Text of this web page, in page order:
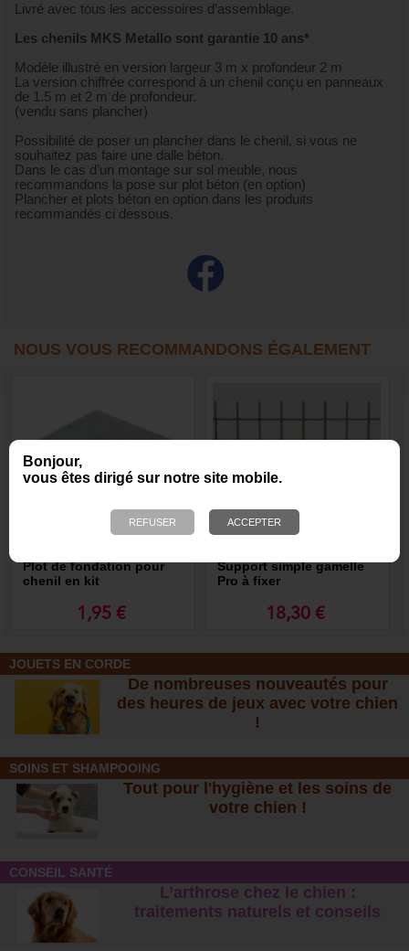
Bonjour,
vous êtes dirigé sur notre site mobile.
Livré avec tous les accessoires d’assemblage.
Les chenils MKS Metallo sont garantie 10 ans*
Modèle illustré en version largeur 3 m x profondeur 2 m
La version chiffrée correspond à un chenil conçu en panneaux
de 1.5 m et 2 m de profondeur.
(vendu sans plancher)
Possibilité de poser un plancher dans le chenil, si vous ne
souhaitez pas faire une dalle béton.
Dans le cas d’un montage sur sol meuble, nous
recommandons la pose sur plot béton (en option)
Plancher et plots béton en option dans les produits
recommandés ci dessous.
NOUS VOUS RECOMMANDONS ÉGALEMENT
Plot de fondation pour
chenil en kit
1,95 €
Support simple gamelle
Pro à fixer
18,30 €
JOUETS EN CORDE
De nombreuses nouveautés pour
des heures de jeux avec votre chien
!
SOINS ET SHAMPOOING
Tout pour l'hygiène et les soins de
votre chien !
CONSEIL SANTÉ
L’arthrose chez le chien :
traitements naturels et conseils